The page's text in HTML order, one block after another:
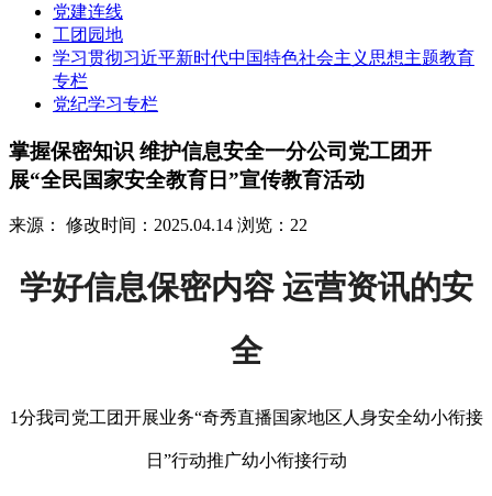
党建连线
工团园地
学习贯彻习近平新时代中国特色社会主义思想主题教育
专栏
党纪学习专栏
掌握保密知识 维护信息安全一分公司党工团开
展“全民国家安全教育日”宣传教育活动
来源： 修改时间：2025.04.14 浏览：22
学好信息保密内容 运营资讯的安
全
1分我司党工团开展业务“奇秀直播国家地区人身安全幼小衔接
日”行动推广幼小衔接行动